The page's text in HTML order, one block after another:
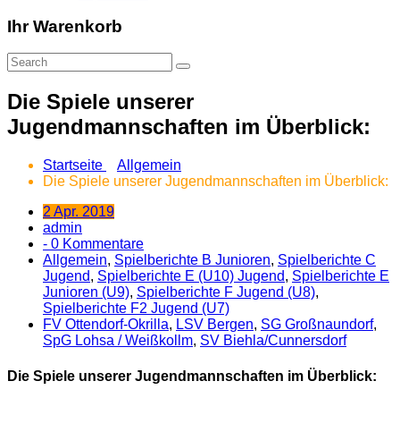
Ihr Warenkorb
Die Spiele unserer
Jugendmannschaften im Überblick:
Startseite
Allgemein
Die Spiele unserer Jugendmannschaften im Überblick:
2 Apr. 2019
admin
- 0 Kommentare
Allgemein, Spielberichte B Junioren, Spielberichte C
Jugend, Spielberichte E (U10) Jugend, Spielberichte E
Junioren (U9), Spielberichte F Jugend (U8),
Spielberichte F2 Jugend (U7)
FV Ottendorf-Okrilla, LSV Bergen, SG Großnaundorf,
SpG Lohsa / Weißkollm, SV Biehla/Cunnersdorf
Die Spiele unserer Jugendmannschaften im Überblick: